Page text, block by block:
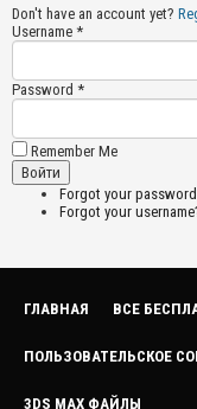
Don't have an account yet?
Username *
Password *
Remember Me
Forgot your
Forgot your
ГЛАВНАЯ ВСЕ
ПОЛЬЗОВАТЕЛЬСКОЕ
3DS MAX ФАЙЛЫ